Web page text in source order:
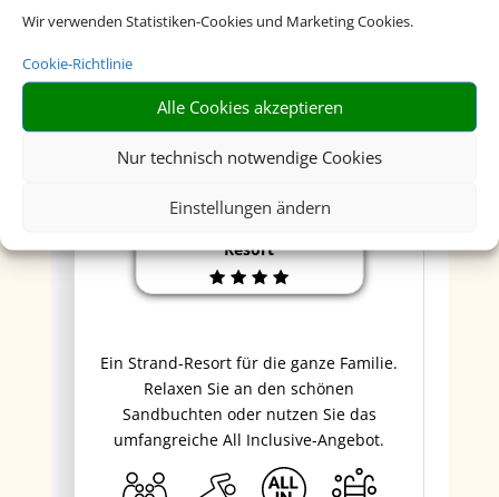
Wir verwenden Statistiken-Cookies und Marketing Cookies.
Cookie-Richtlinie
Alle Cookies akzeptieren
Nur technisch notwendige Cookies
Einstellungen ändern
Mareblue Beach Corfu
Resort
Ein Strand-Resort für die ganze Familie.
Relaxen Sie an den schönen
Sandbuchten oder nutzen Sie das
umfangreiche All Inclusive-Angebot.